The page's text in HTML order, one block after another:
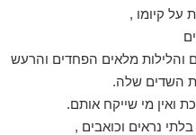
על קיומו ,
והלילות מלאים הפחדים והרעש
השדים שלה.
ואין מי שייקח אותם.
נראים וכואבים ,